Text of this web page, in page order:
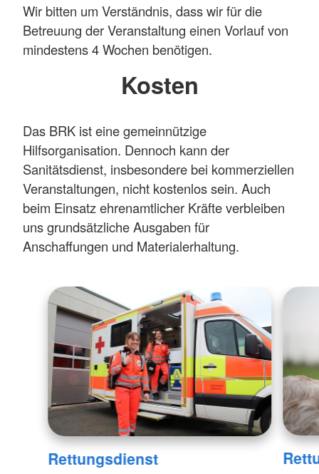
Wir bitten um Verständnis, dass wir für die
Betreuung der Veranstaltung einen Vorlauf von
mindestens 4 Wochen benötigen.
Kosten
Das BRK ist eine gemeinnützige
Hilfsorganisation. Dennoch kann der
Sanitätsdienst, insbesondere bei kommerziellen
Veranstaltungen, nicht kostenlos sein. Auch
beim Einsatz ehrenamtlicher Kräfte verbleiben
uns grundsätzliche Ausgaben für
Anschaffungen und Materialerhaltung.
Rettungsdienst